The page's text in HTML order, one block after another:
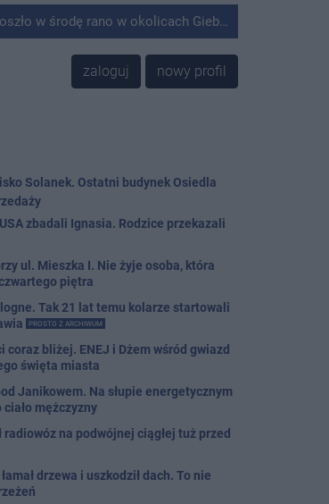
koło Janikowa. Wówczas na słupie energetycznym odnaleziono ciało mężczyzny.
zaloguj nowy profil
Solanek. Ostatni budynek Osiedla
zbadali Ignasia. Rodzice przekazali
ul. Mieszka I. Nie żyje osoba, która
piętra
Tak 21 lat temu kolarze startowali
PROSTO Z ARCHIWUM
coraz bliżej. ENEJ i Dżem wśród gwiazd
święta miasta
Janikowem. Na słupie energetycznym
mężczyzny
radiowóz na podwójnej ciągłej tuż przed
drzewa i uszkodził dach. To nie